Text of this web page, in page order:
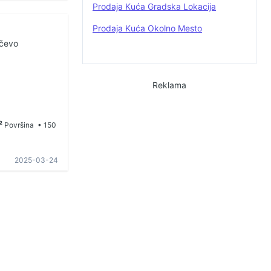
Površina • 150
2025-03-24
Prodaja Kuća Gradska Lokacija
Prodaja Kuća Okolno Mesto
Reklama